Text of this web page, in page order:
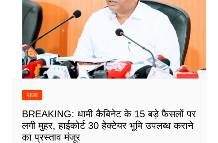
राज्य
BREAKING: धामी कैबिनेट के 15 बड़े फैसलों पर
लगी मुहर, हाईकोर्ट 30 हेक्टेयर भूमि उपलब्ध कराने
का प्रस्ताव मंजूर